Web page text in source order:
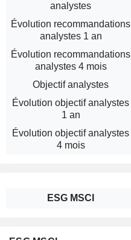
analystes
Évolution recommandations
analystes 1 an
Évolution recommandations
analystes 4 mois
Objectif analystes
Évolution objectif analystes
1 an
Évolution objectif analystes
4 mois
ESG MSCI